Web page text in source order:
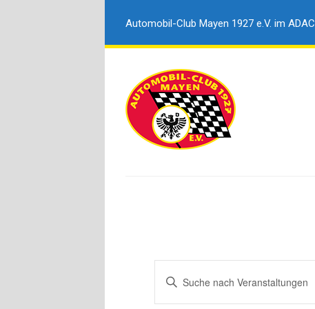
Automobil-Club Mayen 1927 e.V. im ADAC
Suche
Bitte